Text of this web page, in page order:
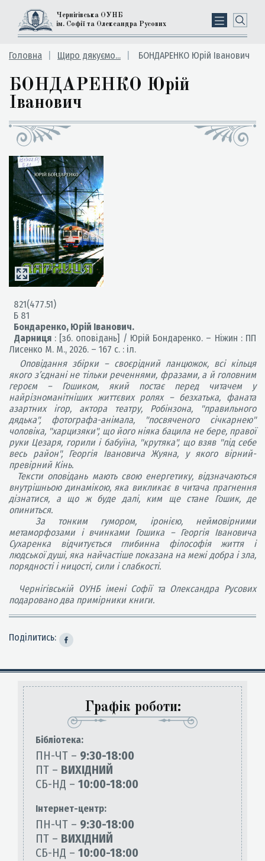
Чернігівська ОУНБ
ім. Софії та Олександра Русових
Головна Щиро дякуємо... БОНДАРЕНКО Юрій Іванович
БОНДАРЕНКО Юрій
Іванович
821(477.51)
Б 81
Бондаренко, Юрій Іванович.
Дарниця: [зб. оповідань] / Юрій Бондаренко. – Ніжин : ПП
Лисенко М. М., 2026. – 167 с. : іл.
Оповідання збірки – своєрідний ланцюжок, всі кільця
якого з’єднані не тільки реченнями, фразами, а й головним
героєм – Гошиком, який постає перед читачем у
найрізноманітніших життєвих ролях – безхатька, фаната
азартних ігор, актора театру, Робінзона, "правильного
дядька", фотографа-анімала, "посвяченого січкарнею"
чоловіка, "харцизяки", що його ніяка бацила не бере, правої
руки Цезаря, горили і бабуїна, "крутяка", що взяв "під себе
весь район", Георгія Івановича Жуяна, у якого вірний-
превірний Кінь.
Тексти оповідань мають свою енергетику, відзначаються
внутрішньою динамікою, яка викликає в читача прагнення
дізнатися, а що ж буде далі, ким ще стане Гошик, де
опиниться.
За тонким гумором, іронією, неймовірними
метаморфозами і вчинками Гошика – Георгія Івановича
Сухаренка відчитується глибинна філософія життя і
людської душі, яка найчастіше показана на межі добра і зла,
порядності і ницості, сили і слабкості.
Чернігівській ОУНБ імені Софії та Олександра Русових
подаровано два примірники книги.
Поділитись:
Графік роботи:
Бiблiотека:
ПН-ЧТ – 9:30-18:00
ПТ – ВИХІДНИЙ
СБ-НД – 10:00-18:00
Інтернет-центр:
ПН-ЧТ – 9:30-18:00
ПТ – ВИХІДНИЙ
СБ-НД – 10:00-18:00